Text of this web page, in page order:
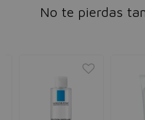
No te pierdas